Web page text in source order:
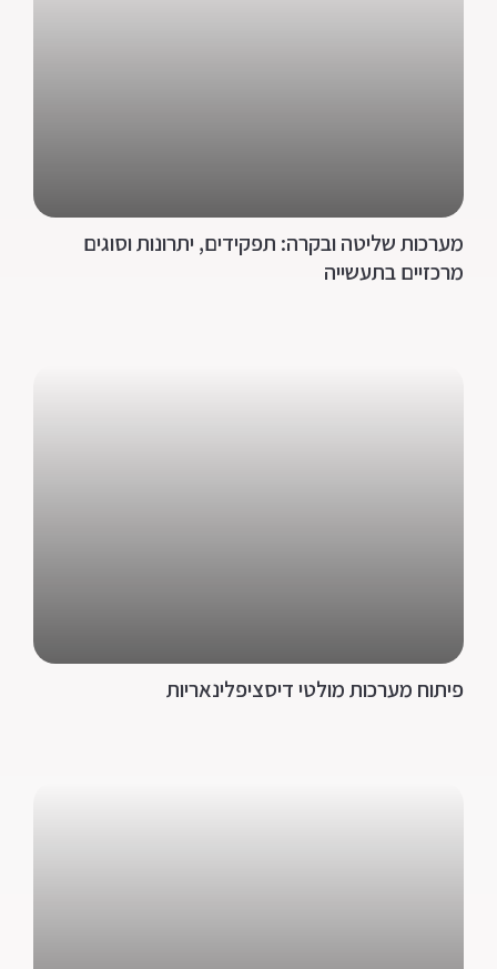
מערכות שליטה ובקרה: תפקידים, יתרונות וסוגים
מרכזיים בתעשייה
פיתוח מערכות מולטי דיסציפלינאריות